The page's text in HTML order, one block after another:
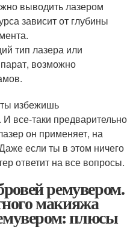
выводить лазером
зависит от глубины
тип лазера или
возможно
избежишь
все-таки предварительно
он применяет, на
если ты в этом ничего
ответит на все вопросы.
ремувером.
макияжа
плюсы